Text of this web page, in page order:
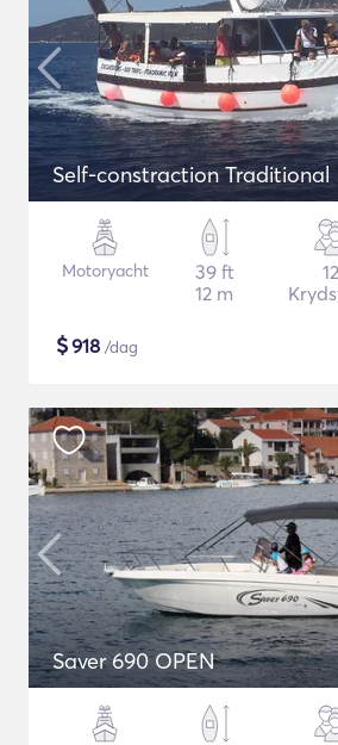
Self-constraction Traditional
Motoryacht
39 ft
12 m
12
$918 /dag
Saver 690 OPEN